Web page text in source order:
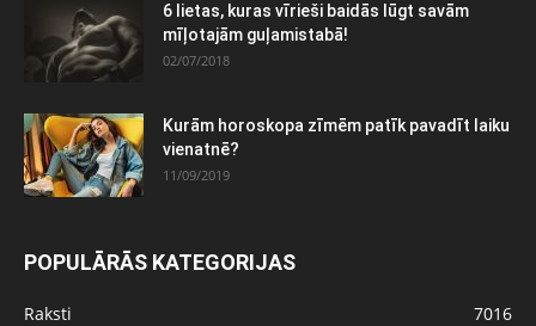
6 lietas, kuras vīrieši baidās lūgt savām
mīļotajām guļamistabā!
02/07/2018
Kurām horoskopa zīmēm patīk pavadīt laiku
vienatnē?
11/09/2019
POPULĀRĀS KATEGORIJAS
Raksti
7016